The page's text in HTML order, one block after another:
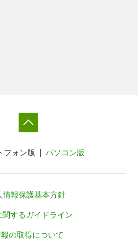
フォン版 パソコン版
情報保護基本方針
するガイドライン
の取得について